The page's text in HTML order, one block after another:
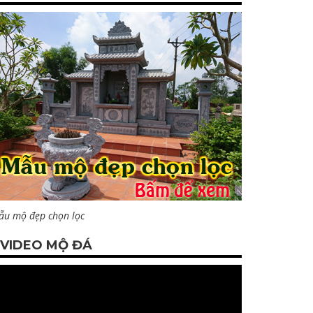
mộ đẹp chọn lọc
VIDEO MỘ ĐÁ